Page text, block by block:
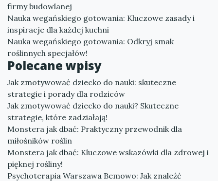
firmy budowlanej
Nauka wegańskiego gotowania: Kluczowe zasady i
inspiracje dla każdej kuchni
Nauka wegańskiego gotowania: Odkryj smak
roślinnych specjałów!
Polecane wpisy
Jak zmotywować dziecko do nauki: skuteczne
strategie i porady dla rodziców
Jak zmotywować dziecko do nauki? Skuteczne
strategie, które zadziałają!
Monstera jak dbać: Praktyczny przewodnik dla
miłośników roślin
Monstera jak dbać: Kluczowe wskazówki dla zdrowej i
pięknej rośliny!
Psychoterapia Warszawa Bemowo: Jak znaleźć